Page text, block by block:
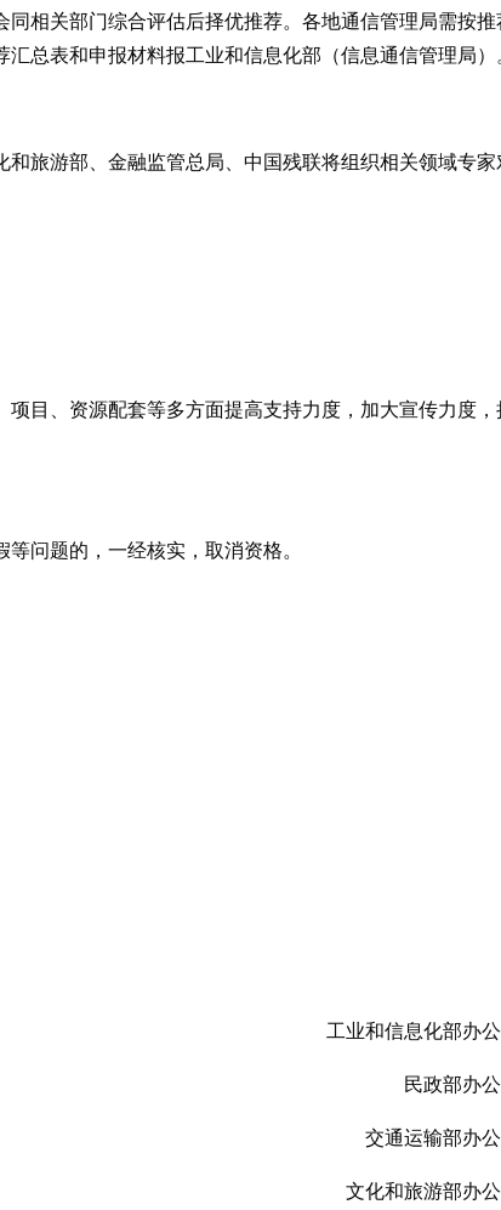
同相关部门综合评估后择优推荐。各地通信管理局需按推
总表和申报材料报工业和信息化部（信息通信管理局）
和旅游部、金融监管总局、中国残联将组织相关领域专家
项目、资源配套等多方面提高支持力度，加大宣传力度，
问题的，一经核实，取消资格。
工业和信息化部办
民政部办
交通运输部办
文化和旅游部办